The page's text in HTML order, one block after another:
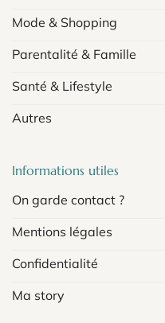
Mode & Shopping
Parentalité & Famille
Santé & Lifestyle
Autres
Informations utiles
On garde contact ?
Mentions légales
Confidentialité
Ma story